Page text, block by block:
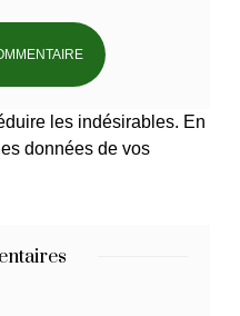
les indésirables. En
données de vos